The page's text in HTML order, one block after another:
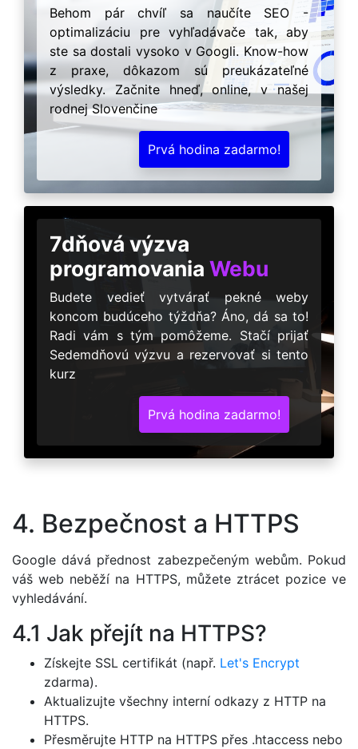
Behom pár chvíľ sa naučíte SEO -
optimalizáciu pre vyhľadávače tak, aby
ste sa dostali vysoko v Googli. Know-how
z praxe, dôkazom sú preukázateľné
výsledky. Začnite hneď, online, v našej
rodnej Slovenčine
Prvá hodina zadarmo!
7dňová výzva
programovania Webu
Budete vedieť vytvárať pekné weby
koncom budúceho týždňa? Áno, dá sa to!
Radi vám s tým pomôžeme. Stačí prijať
Sedemdňovú výzvu a rezervovať si tento
kurz
Prvá hodina zadarmo!
4. Bezpečnost a HTTPS
Google dává přednost zabezpečeným webům. Pokud
váš web neběží na HTTPS, můžete ztrácet pozice ve
vyhledávání.
4.1 Jak přejít na HTTPS?
Získejte SSL certifikát (např. Let's Encrypt
zdarma).
Aktualizujte všechny interní odkazy z HTTP na
HTTPS.
Přesměrujte HTTP na HTTPS přes .htaccess nebo